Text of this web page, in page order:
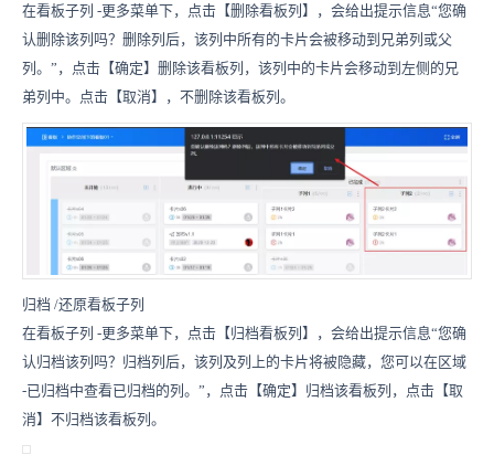
在看板子列 -更多菜单下，点击【删除看板列】，会给出提示信息“您确
认删除该列吗？删除列后，该列中所有的卡片会被移动到兄弟列或父
列。”，点击【确定】删除该看板列，该列中的卡片会移动到左侧的兄
弟列中。点击【取消】，不删除该看板列。
归档 /还原看板子列
在看板子列 -更多菜单下，点击【归档看板列】，会给出提示信息“您确
认归档该列吗？归档列后，该列及列上的卡片将被隐藏，您可以在区域
-已归档中查看已归档的列。”，点击【确定】归档该看板列，点击【取
消】不归档该看板列。